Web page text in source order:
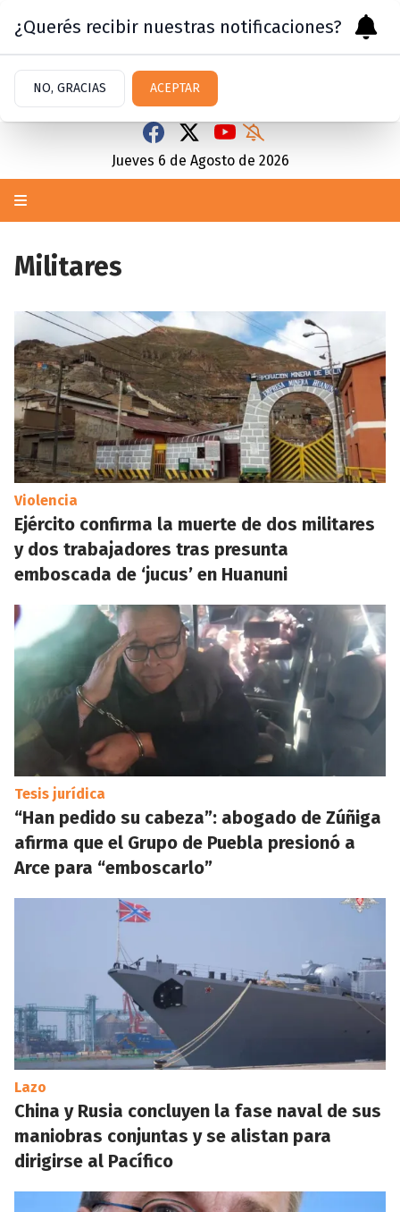
Jueves 6 de Agosto de 2026
Militares
Violencia
Ejército confirma la muerte de dos militares
y dos trabajadores tras presunta
emboscada de ‘jucus’ en Huanuni
Tesis jurídica
“Han pedido su cabeza”: abogado de Zúñiga
afirma que el Grupo de Puebla presionó a
Arce para “emboscarlo”
Lazo
China y Rusia concluyen la fase naval de sus
maniobras conjuntas y se alistan para
dirigirse al Pacífico
¿Querés recibir nuestras notificaciones?
NO, GRACIAS ACEPTAR